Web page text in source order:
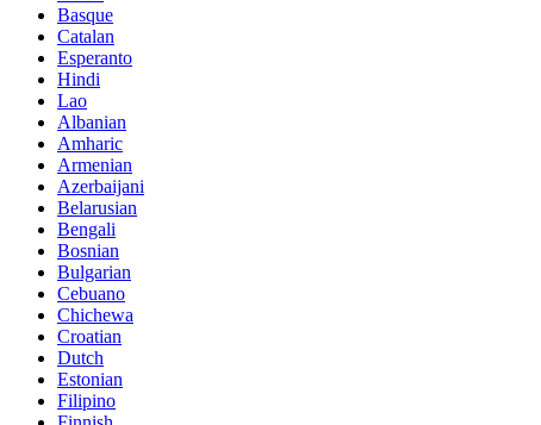
Basque
Catalan
Esperanto
Hindi
Lao
Albanian
Amharic
Armenian
Azerbaijani
Belarusian
Bengali
Bosnian
Bulgarian
Cebuano
Chichewa
Croatian
Dutch
Estonian
Filipino